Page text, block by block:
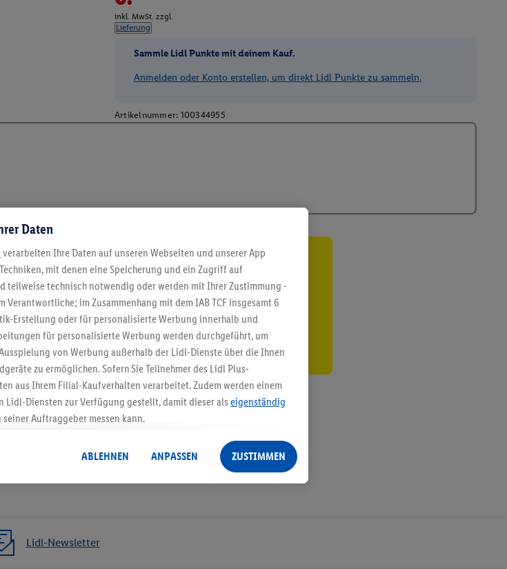
inkl. MwSt. zzgl.
Lieferung
Sammle Lidl Punkte mit deinem Kauf.
Anmelden oder Konto erstellen, um direkt Lidl Punkte zu sammeln.
Artikelnummer: 100344955
5.95 € Versand sparen³²ᵃ
Jetzt zum Newsletter anmelden
Gutschein sichern!
Lidl-Newsletter
Daten
verarbeiten Ihre Daten auf unseren Webseiten und unserer App
mit denen eine Speicherung und ein Zugriff auf
technisch notwendig oder werden mit Ihrer Zustimmung -
Verantwortliche; im Zusammenhang mit dem IAB TCF insgesamt 6
Erstellung oder für personalisierte Werbung innerhalb und
für personalisierte Werbung werden durchgeführt, um
von Werbung außerhalb der Lidl-Dienste über die Ihnen
zu ermöglichen. Sofern Sie Teilnehmer des Lidl Plus-
aus Ihrem Filial-Kaufverhalten verarbeitet. Zudem werden einem
Lidl-Diensten zur Verfügung gestellt, damit dieser als eigenständig
Auftraggeber messen kann.
von Daten (z.B. über Ihre Nutzung der Lidl-Dienste, Ihr
Ihrem Kundenkonto - z.B. Alter oder Geschlecht - sowie Ihre
und Lidl-Dienste hinweg einschließlich dem Speichern von
zur Entwicklung von Angeboten sowie zur technischen
ABLEHNEN ANPASSEN ZUSTIMMEN